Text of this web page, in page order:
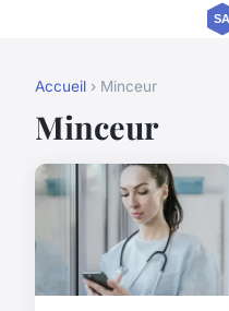
Accueil › Minceur
Minceur